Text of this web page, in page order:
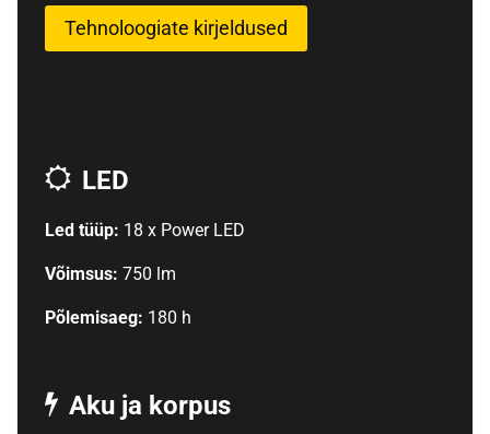
Tehnoloogiate kirjeldused
LED
Led tüüp: 18 x Power LED
Võimsus: 750 lm
Põlemisaeg: 180 h
Aku ja korpus